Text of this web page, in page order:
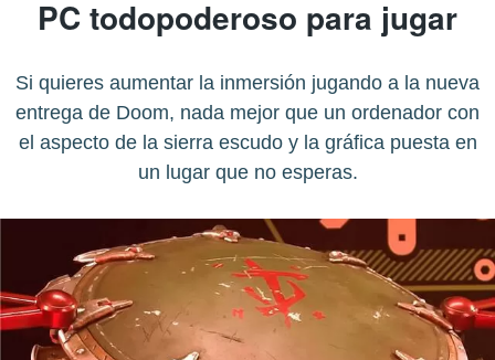
PC todopoderoso para jugar
Si quieres aumentar la inmersión jugando a la nueva
entrega de Doom, nada mejor que un ordenador con
el aspecto de la sierra escudo y la gráfica puesta en
un lugar que no esperas.